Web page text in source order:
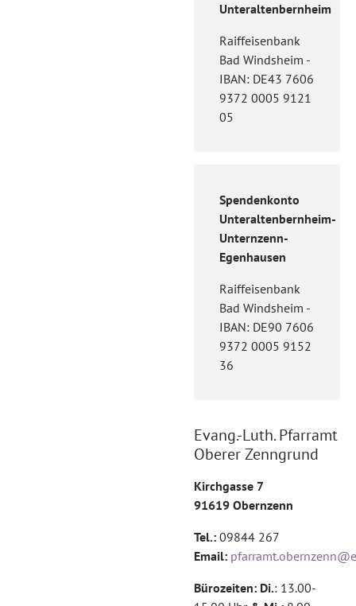
Unteraltenbernheim
Raiffeisenbank
Bad Windsheim -
IBAN: DE43 7606
9372 0005 9121
05
Spendenkonto
Unteraltenbernheim-
Unternzenn-
Egenhausen
Raiffeisenbank
Bad Windsheim -
IBAN: DE90 7606
9372 0005 9152
36
Evang.-Luth. Pfarramt
Oberer Zenngrund
Kirchgasse 7
91619 Obernzenn
Tel.: 09844 267
Email:
Bürozeiten: Di.: 13.00-